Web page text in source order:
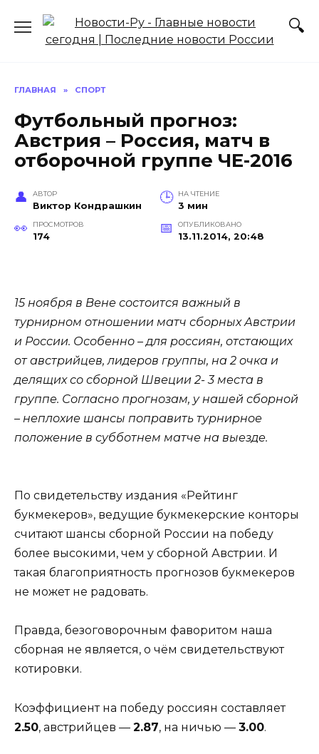
содержанию
ГЛАВНАЯ » СПОРТ
Футбольный прогноз:
Австрия – Россия, матч в
отборочной группе ЧЕ-2016
АВТОР
Виктор Кондрашкин
НА ЧТЕНИЕ
3 мин
ПРОСМОТРОВ
174
ОПУБЛИКОВАНО
13.11.2014, 20:48
15 ноября в Вене состоится важный в
турнирном отношении матч сборных Австрии
и России. Особенно – для россиян, отстающих
от австрийцев, лидеров группы, на 2 очка и
делящих со сборной Швеции 2- 3 места в
группе. Согласно прогнозам, у нашей сборной
– неплохие шансы поправить турнирное
положение в субботнем матче на выезде.
По свидетельству издания «Рейтинг
букмекеров», ведущие букмекерские конторы
считают шансы сборной России на победу
более высокими, чем у сборной Австрии. И
такая благоприятность прогнозов букмекеров
не может не радовать.
Правда, безоговорочным фаворитом наша
сборная не является, о чём свидетельствуют
котировки.
Коэффициент на победу россиян составляет
2.50, австрийцев — 2.87, на ничью — 3.00.